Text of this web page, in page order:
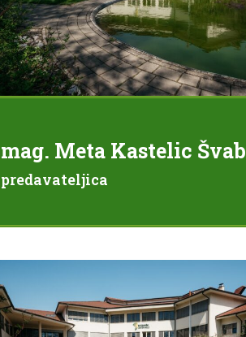
mag. Meta Kastelic Švab
predavateljica